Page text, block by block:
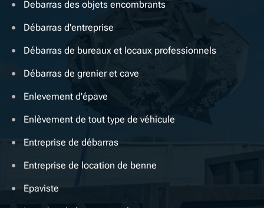
Debarras des objets encombrants
Débarras d'entreprise
Débarras de bureaux et locaux professionnels
Débarras de grenier et cave
Enlevement d'épave
Enlèvement de tout type de véhicule
Entreprise de débarras
Entreprise de location de benne
Epaviste